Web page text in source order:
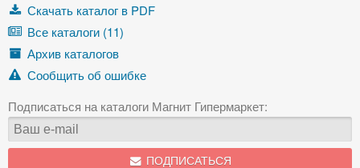
Скачать каталог в PDF
Все каталоги (11)
Архив каталогов
Сообщить об ошибке
Подписаться на каталоги Магнит Гипермаркет:
ПОДПИСАТЬСЯ